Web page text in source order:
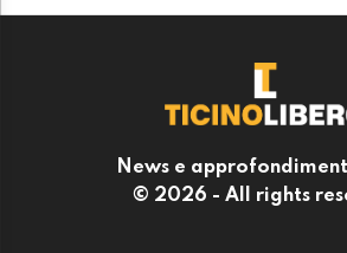
News e
© 2026 - All rights